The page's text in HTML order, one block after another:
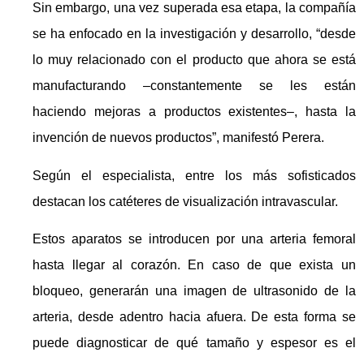
Sin embargo, una vez superada esa etapa, la compañía
se ha enfocado en la investigación y desarrollo, “desde
lo muy relacionado con el producto que ahora se está
manufacturando –constantemente se les están
haciendo mejoras a productos existentes–, hasta la
invención de nuevos productos”, manifestó Perera.
Según el especialista, entre los más sofisticados
destacan los catéteres de visualización intravascular.
Estos aparatos se introducen por una arteria femoral
hasta llegar al corazón. En caso de que exista un
bloqueo, generarán una imagen de ultrasonido de la
arteria, desde adentro hacia afuera. De esta forma se
puede diagnosticar de qué tamaño y espesor es el